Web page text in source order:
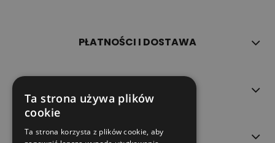
PŁATNOŚCI I DOSTAWA
O NAS
Ta strona używa plików
cookie
Ta strona korzysta z plików cookie, aby